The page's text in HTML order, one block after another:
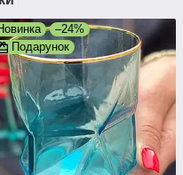
–24%
Подарунок